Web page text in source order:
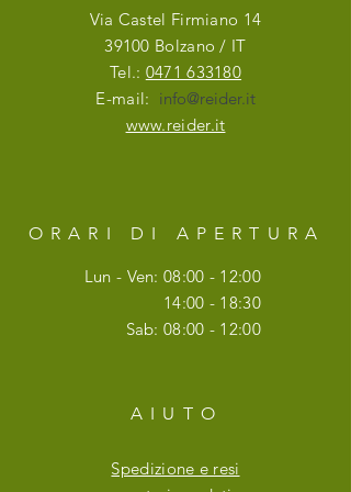
Via Castel Firmiano 14
39100 Bolzano / IT
Tel.: 0471 633180
E-mail: info@reider.it
www.reider.it
ORARI DI APERTURA
Lun - Ven: 08:00 - 12:00
14:00 - 18:30
Sab: 08:00 - 12:00
AIUTO
Spedizione e resi